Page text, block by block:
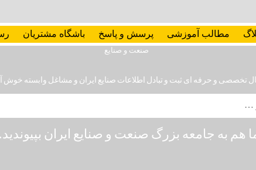
مطالب آموزشی پرسش و پاسخ باشگاه مشتریان
تخصصی و حرفه ای ثبت و تبادل اطلاعات صنایع ایران و مشاغل وابسته خوش
هم به جامعه بزرگ صنعت و صنایع ایران